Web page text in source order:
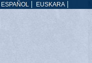
EUSKARA
ESPAÑOL